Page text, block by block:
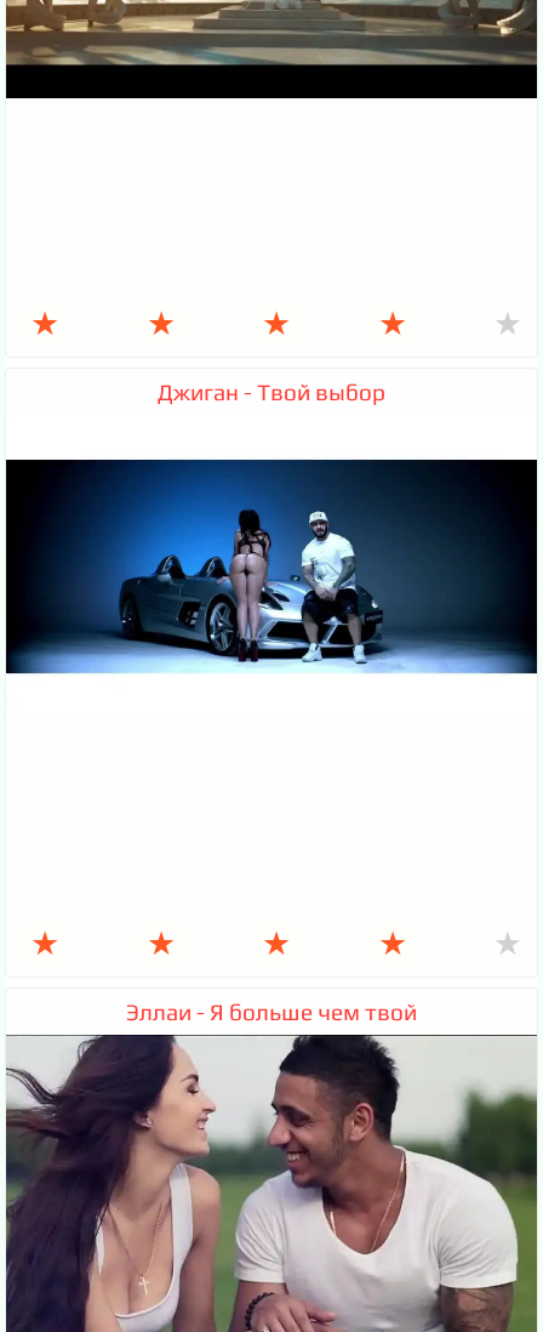
★ ★ ★ ★ ★
Джиган - Твой выбор
★ ★ ★ ★ ★
Эллаи - Я больше чем твой